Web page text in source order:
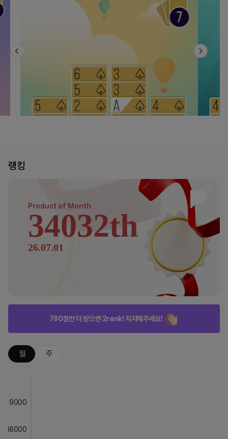
랭킹
Product of Month
34032th
26.07.01
780점만 더 받으면 2rank! 지지해주세요!
월 주
9000
18000